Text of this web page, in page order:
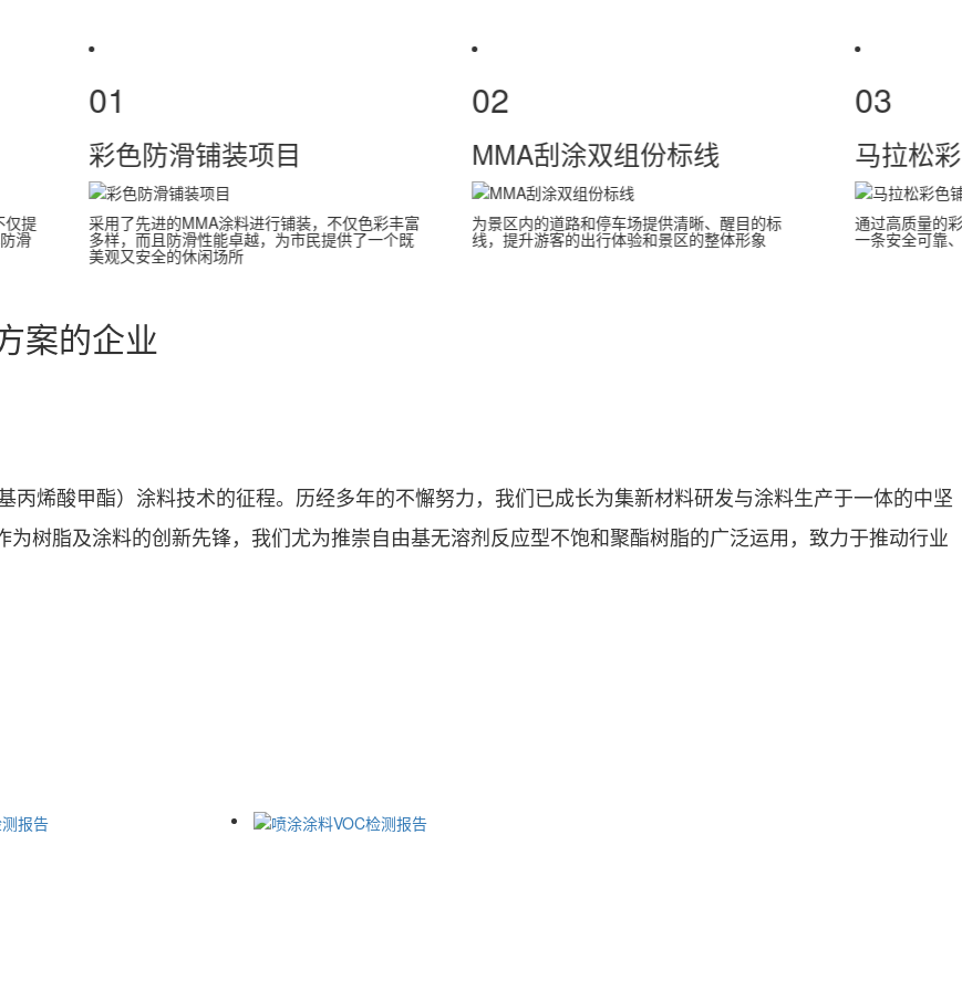
新改造项目
涂料进行铺装，不仅提
度，还大大增强了其防滑
安全性
彩色防滑铺装项目
采用了先进的MMA涂料进行铺装，不仅色彩丰富
多样，而且防滑性能卓越，为市民提供了一个既
美观又安全的休闲场所
MMA刮涂双组份标线
为景区内的道路和停车场提供清晰、醒目的标
线，提升游客的出行体验和景区的整体形象
案的企业
丙烯酸甲酯）涂料技术的征程。历经多年的不懈努力，我们已成长为集新材料研发与涂料生产于一体的中坚
树脂及涂料的创新先锋，我们尤为推崇自由基无溶剂反应型不饱和聚酯树脂的广泛运用，致力于推动行业